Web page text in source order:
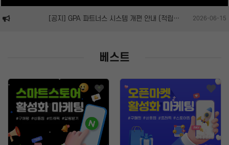
맛집마케팅
내비게이션
구글플레이│AOS
앱스토어│IOS
원스토어
클라우드서버
트래픽
리워드 트래픽
백링크
[공지] GPA 파트너스 시스템 개편 안내 (적립률 10% 상향 및 승인 안내) 2026-06-15
베스트